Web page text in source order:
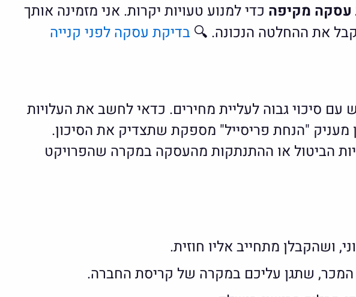
עסקה מקיפה כדי למנוע טעויות יקרות. אני מזמינה אותך
את ההחלטה הנכונה. 🔍 בדיקת עסקה לפני קנייה
סיכוי גבוה לעליית מחירים. כדאי לחשב את העלויות
מעניק "הנחת פריסייל" מספקת שתצדיק את הסיכון.
הביטול או ההתנתקות מהעסקה במקרה שהפרויקט
ושהקבלן מתחייב אליו חוזית.
שתגן עליכם במקרה של קריסת החברה.